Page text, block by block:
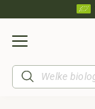
Producten
zoeken